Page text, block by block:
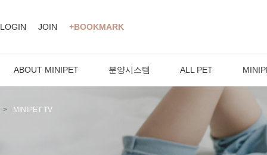
LOGIN JOIN +BOOKMARK
ABOUT MINIPET 분양시스템 ALL PET
MINIPET TV